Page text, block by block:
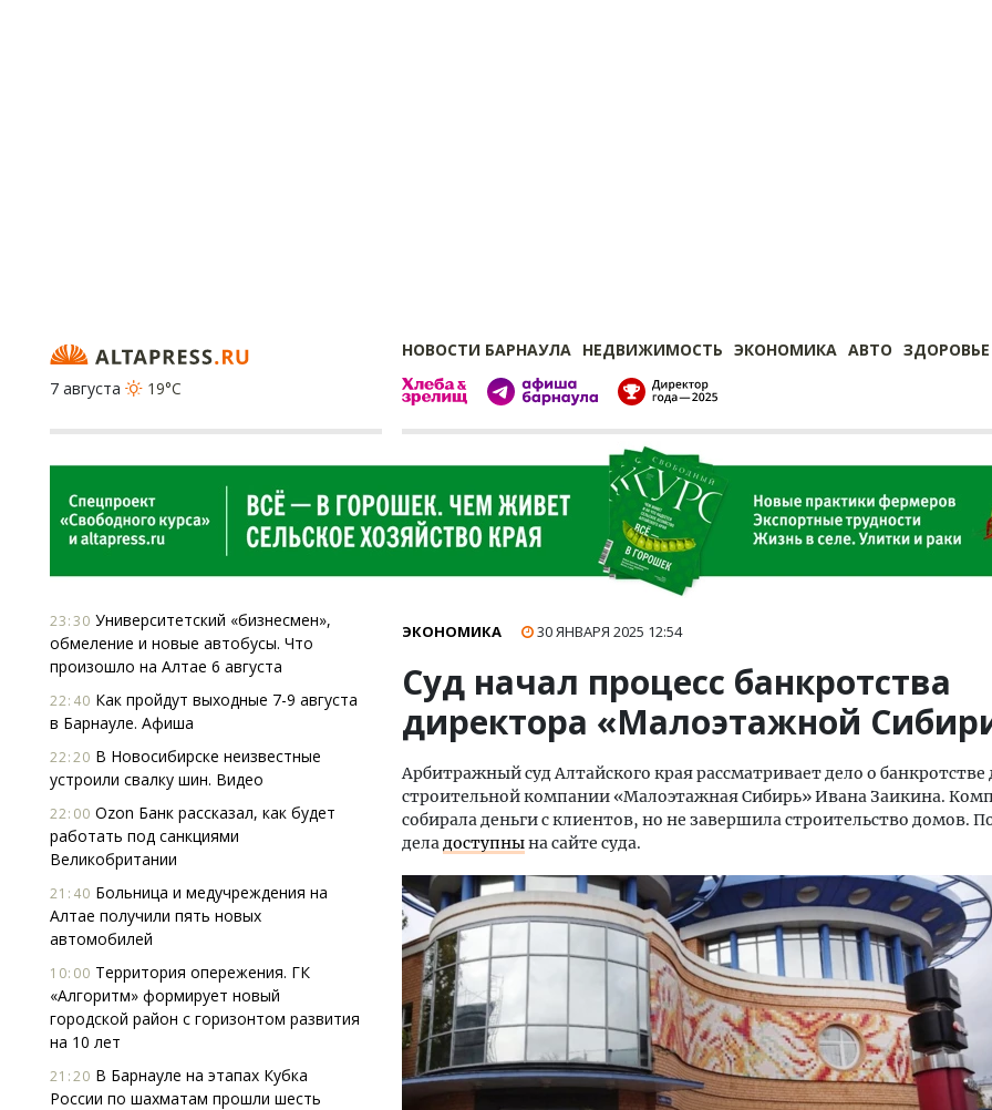
НОВОСТИ БАРНАУЛА НЕДВИЖИМОСТЬ ЭКОНОМИКА АВТО ЗДОРОВЬЕ
7 августа
19°C
23:30 Университетский «бизнесмен»,
обмеление и новые автобусы. Что
произошло на Алтае 6 августа
22:40 Как пройдут выходные 7-9 августа
в Барнауле. Афиша
22:20 В Новосибирске неизвестные
устроили свалку шин. Видео
22:00 Ozon Банк рассказал, как будет
работать под санкциями
Великобритании
21:40 Больница и медучреждения на
Алтае получили пять новых
автомобилей
10:00 Территория опережения. ГК
«Алгоритм» формирует новый
городской район с горизонтом развития
на 10 лет
21:20 В Барнауле на этапах Кубка
России по шахматам прошли шесть
ЭКОНОМИКА 30 ЯНВАРЯ 2025 12:54
Суд начал процесс банкротства
директора «Малоэтажной
Арбитражный суд Алтайского края рассматривает дело о банкротстве
строительной компании «Малоэтажная Сибирь» Ивана Заикина.
собирала деньги с клиентов, но не завершила строительство домов.
деладоступнына сайте суда.